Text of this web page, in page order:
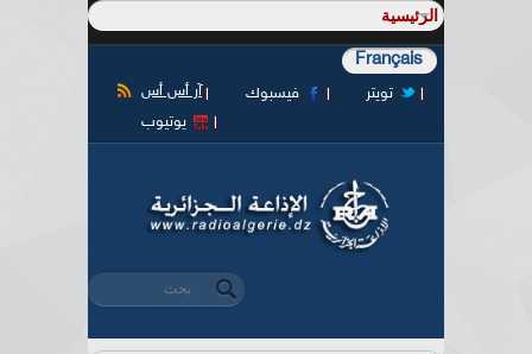
Français
آر أس أس فيسبوك
تويتر
يوتيوب
استمارة البحث
‏بحث ‏